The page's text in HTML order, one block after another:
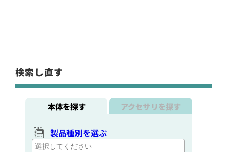
検索し直す
本体を探す アクセサリを探す
製品種別を選ぶ